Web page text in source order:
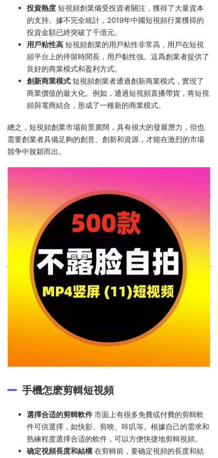
投資熱度 短視頻創業備受投資者關注，獲得了大量資本
的支持。據不完全統計，2019年中國短視頻行業獲得的
投資金額已經突破了千億元。
用戶粘性高 短視頻創業的用戶粘性非常高，用戶在短視
頻平台上的停留時間長，用戶黏性強。這爲創業者提供了
良好的商業模式和盈利方式。
創新商業模式 短視頻創業者通過創新商業模式，實現了
商業價值的最大化。例如，通過短視頻直播帶貨，将短視
頻與電商結合，形成了一種新的商業模式。
總之，短視頻創業市場前景廣闊，具有很大的發展潛力，但也
需要創業者具備足夠的創意、創新和資源，才能在激烈的市場
競争中脫穎而出。
手機怎麽剪輯短視頻
選擇合适的剪輯軟件 市面上有很多免費或付費的剪輯軟
件可供選擇，如快影、剪映、咔叽等。根據自己的需求和
熟練程度選擇合适的軟件，可以方便快捷地剪輯視頻。
确定視頻長度和結構 在剪輯前，要确定視頻的長度和結